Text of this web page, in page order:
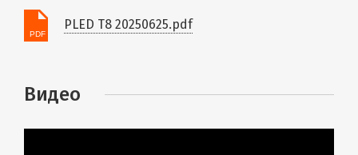
PLED T8 20250625.pdf
Видео